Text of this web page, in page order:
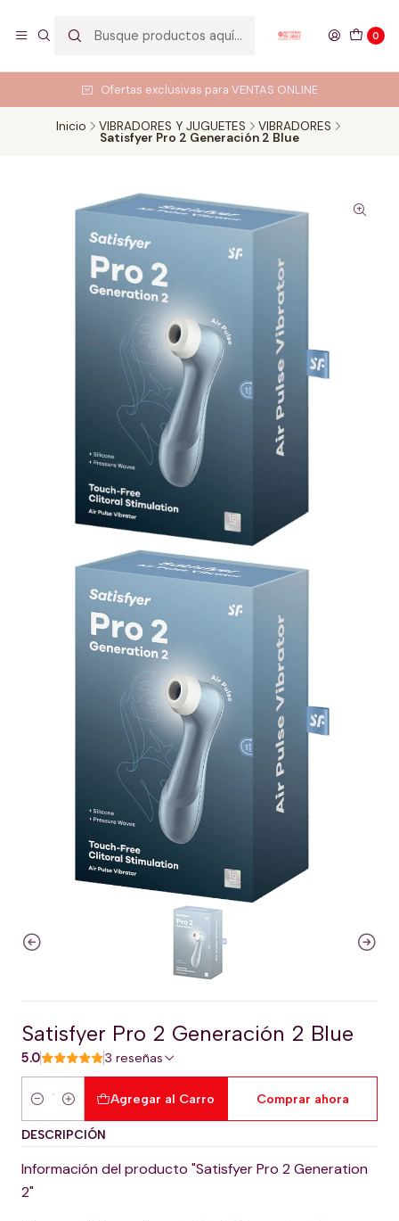
0
Ofertas exclusivas para VENTAS ONLINE
Inicio VIBRADORES Y JUGUETES VIBRADORES
Satisfyer Pro 2 Generación 2 Blue
Satisfyer Pro 2 Generación 2 Blue
5.0 3 reseñas
Cantidad
Agregar al Carro Comprar ahora
DESCRIPCIÓN
Información del producto "Satisfyer Pro 2 Generation
2"